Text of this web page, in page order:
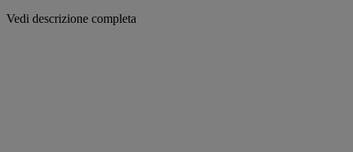
Vedi descrizione completa